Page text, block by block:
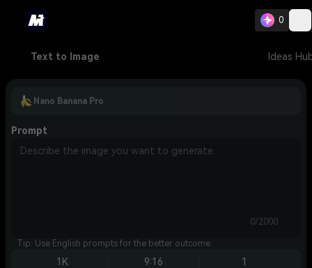
0
Text to Image Ideas
Nano Banana Pro
Prompt
0/2000
Tip: Use English prompts for the better outcome.
1K 9:16 1